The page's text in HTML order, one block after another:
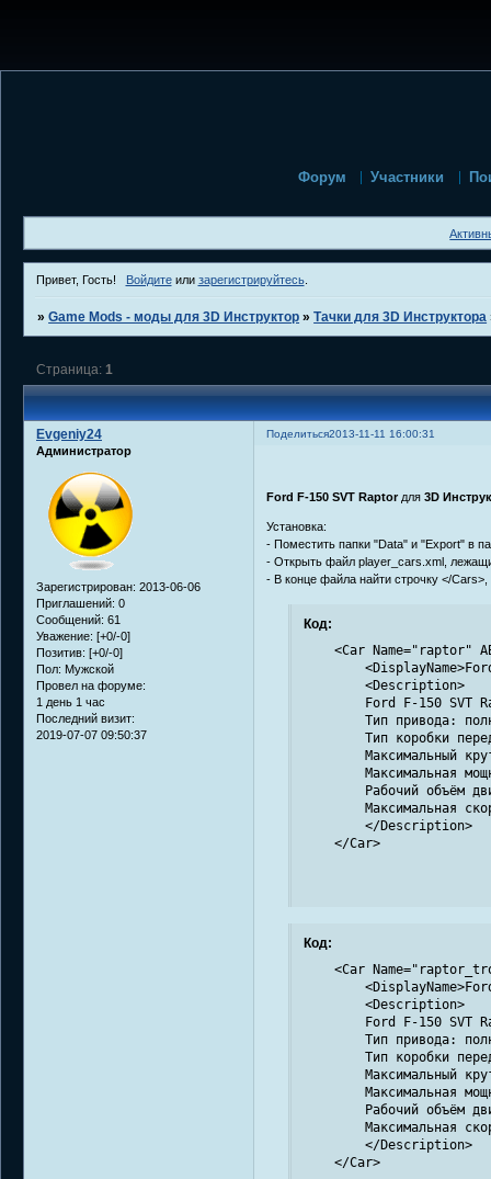
Форум Участники
Привет, Гость! Войдитеили зарегистрируйтесь.
»Game Mods - моды для 3D Инструктор »Тачки для 3D Инструктора
Страница: 1
Поделиться2013-11-11 16:00:31
Evgeniy24
Администратор
Зарегистрирован: 2013-06-06
Приглашений: 0
Сообщений: 61
Уважение: [+0/-0]
Позитив: [+0/-0]
Пол: Мужской
Провел на форуме:
1 день 1 час
Последний визит:
2019-07-07 09:50:37
Ford F-150 SVT Raptorдля3D
Установка:
- Поместить папки "Data" и "Export" в
- Открыть файл player_cars.xml,
- В конце файла найти строчку </
Код:
<Car Name="raptor"
        <Description>
Ford F-150 SVT
Тип привода:
Тип коробки
Максимальный
Максимальная
Рабочий объём
Максимальная
        </Description>
    </Car>
Код:
<Car
        <Description>
Ford F-150 SVT
Тип привода:
Тип коробки
Максимальный
Максимальная
Рабочий объём
Максимальная
        </Description>
    </Car>